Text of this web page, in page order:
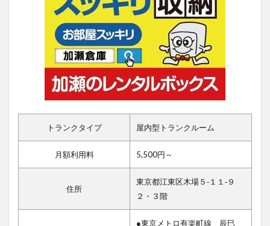
トランクタイプ 屋内型トランクルーム
月額利用料 5,500円～
住所
東京都江東区木場５‐１１‐９
２・３階
●東京メトロ有楽町線 辰巳